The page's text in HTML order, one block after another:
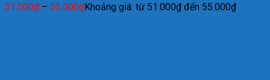
51.000₫ – 55.000₫Khoảng giá: từ 51.000₫ đến 55.000₫